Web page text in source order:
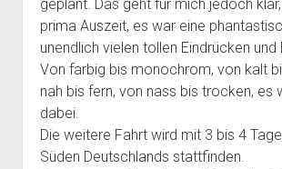
Karte Reiseverlauf 2022 Dänemark
Finnland Baltikum Polen
Karte Reiseverlauf 2018 Niederlande
Karte Reiseverlauf 2016 Schweiz Italien
Sizilien
menu
Fotos 2022
Fotos 2024
Reisepläne
open
Reiseplan 2022
Reiseplan 2024
Ausstattung
Ausstattung 2022
Ausstattung 2024
Datenschutz
Datenschutzerklärung
geplant. Das geht für mich jedoch
prima Auszeit, es war eine
unendlich vielen tollen Eindrücken und
Von farbig bis monochrom, von kalt
nah bis fern, von nass bis trocken, es
dabei.
Die weitere Fahrt wird mit 3 bis 4
Süden Deutschlands stattfinden.